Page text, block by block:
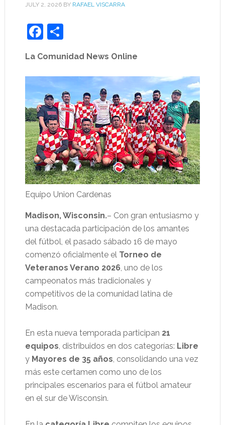
JULY 2, 2026BY RAFAEL VISCARRA
Facebook
Share
La Comunidad News Online
Equipo Union Cardenas
Madison, Wisconsin.– Con gran entusiasmo y
una destacada participación de los amantes
del fútbol, el pasado sábado 16 de mayo
comenzó oficialmente el Torneo de
Veteranos Verano 2026, uno de los
campeonatos más tradicionales y
competitivos de la comunidad latina de
Madison.
En esta nueva temporada participan 21
equipos, distribuidos en dos categorías: Libre
y Mayores de 35 años, consolidando una vez
más este certamen como uno de los
principales escenarios para el fútbol amateur
en el sur de Wisconsin.